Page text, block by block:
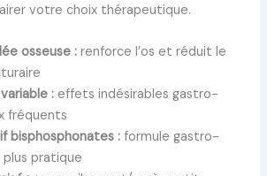
votre choix thérapeutique.
osseuse :renforce l’os et réduit le
:effets indésirables gastro-
fréquents
bisphosphonates :formule gastro-
pratique